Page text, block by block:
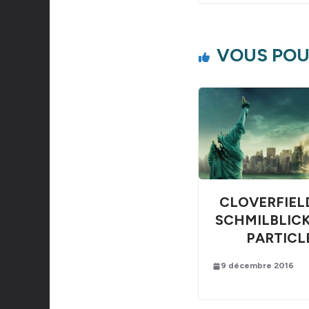
VOUS
9 décembre 2016